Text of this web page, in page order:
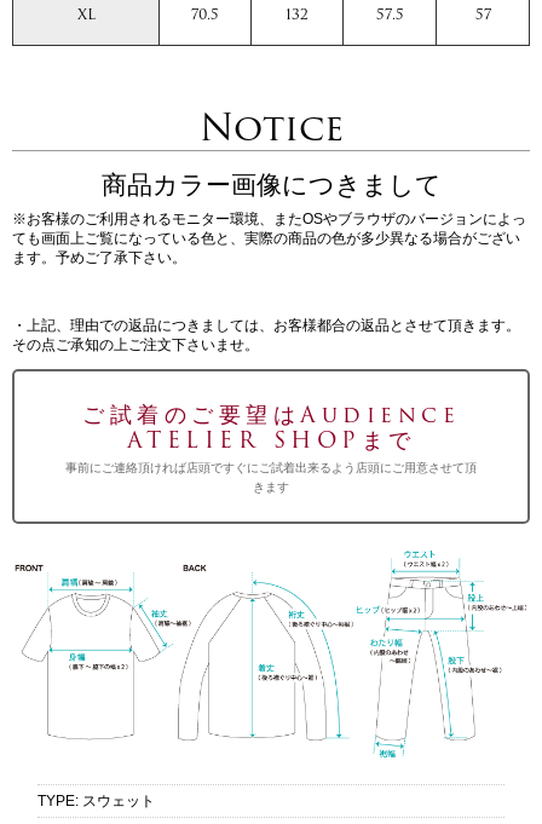
XL 70.5 132 57.5 57
Notice
商品カラー画像につきまして
※お客様のご利用されるモニター環境、またOSやブラウザのバージョンによっ
ても画面上ご覧になっている色と、実際の商品の色が多少異なる場合がござい
ます。予めご了承下さい。
・上記、理由での返品につきましては、お客様都合の返品とさせて頂きます。
その点ご承知の上ご注文下さいませ。
ご試着のご要望はAudience
ATELIER SHOPまで
事前にご連絡頂ければ店頭ですぐにご試着出来るよう店頭にご用意させて頂
きます
TYPE: スウェット